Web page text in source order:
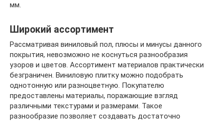
мм.
Широкий ассортимент
Рассматривая виниловый пол, плюсы и минусы данного
покрытия, невозможно не коснуться разнообразия
узоров и цветов. Ассортимент материалов практически
безграничен. Виниловую плитку можно подобрать
однотонную или разноцветную. Покупателю
предоставлены материалы, поражающие взгляд
различными текстурами и размерами. Такое
разнообразие позволяет создавать достаточно